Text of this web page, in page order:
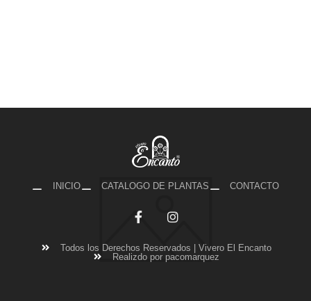
INICIO CATALOGO DE PLANTAS CONTACTO
Todos los Derechos Reservados | Vivero El Encanto
Realizdo por pacomarquez